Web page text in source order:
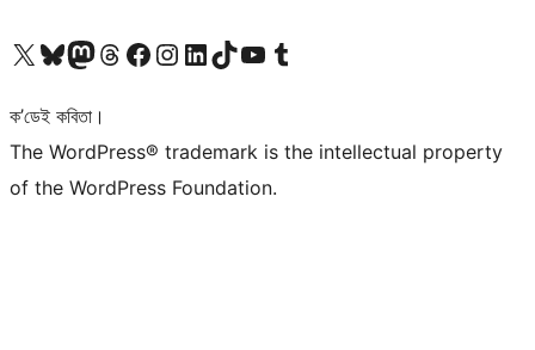
আমাৰ X (আগৰ Twitter) একাউণ্টলৈ যাওকআমাৰ Bluesky একাউণ্টলৈ যাওকআমাৰ Mastodon একাউণ্টলৈ যাওকআমাৰ Threads একাউণ্টলৈ যাওকআমাৰ Facebook পৃষ্ঠালৈ যাওকআমাৰ Instagram একাউণ্টলৈ যাওকআমাৰ LinkedIn একাউণ্টলৈ যাওকআমাৰ TikTok একাউণ্টলৈ যাওকআমাৰ YouTube চেনেললৈ যাওকআমাৰ Tumblr একাউণ্টলৈ যাওক
ক’ডেই কবিতা।
The WordPress® trademark is the intellectual property
of the WordPress Foundation.